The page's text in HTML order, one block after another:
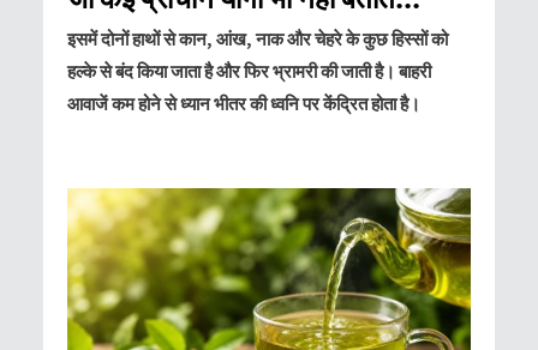
इसमें दोनों हाथों से कान, आंख, नाक और चेहरे के कुछ हिस्सों को
हल्के से बंद किया जाता है और फिर भ्रामरी की जाती है। बाहरी
आवाजें कम होने से ध्यान भीतर की ध्वनि पर केंद्रित होता है।